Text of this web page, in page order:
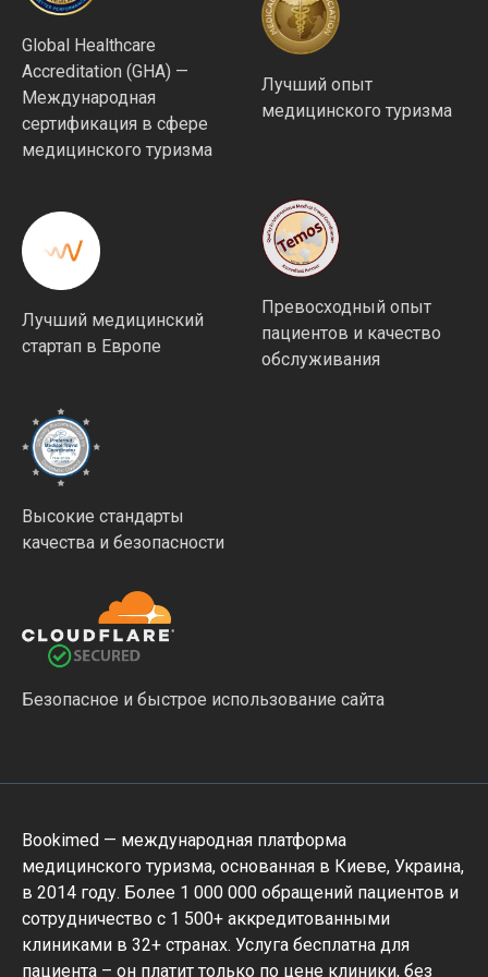
Global Healthcare
Accreditation (GHA) —
Международная
сертификация в сфере
медицинского туризма
Лучший опыт
медицинского туризма
Лучший медицинский
стартап в Европе
Превосходный опыт
пациентов и качество
обслуживания
Высокие стандарты
качества и безопасности
Безопасное и быстрое использование сайта
Bookimed — международная платформа
медицинского туризма, основанная в Киеве, Украина,
в 2014 году. Более 1 000 000 обращений пациентов и
сотрудничество с 1 500+ аккредитованными
клиниками в 32+ странах. Услуга бесплатна для
пациента – он платит только по цене клиники, без